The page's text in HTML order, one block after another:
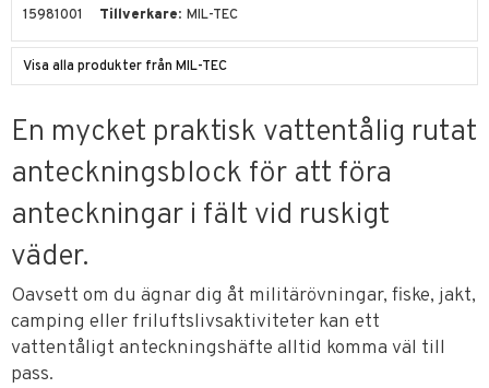
15981001
Tillverkare MIL-TEC
Visa alla produkter från MIL-TEC
En mycket praktisk vattentålig rutat
anteckningsblock för att föra
anteckningar i fält vid ruskigt
väder.
Oavsett om du ägnar dig åt militärövningar, fiske, jakt,
camping eller friluftslivsaktiviteter kan ett
vattentåligt anteckningshäfte alltid komma väl till
pass.